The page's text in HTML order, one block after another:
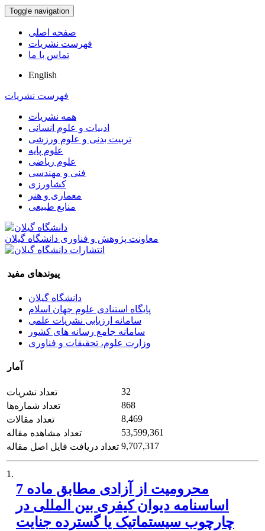
Toggle navigation
صفحه اصلی
فهرست نشریات
تماس با ما
English
فهرست نشریات
همه نشریات
ادبیات و علوم انسانی
تربیت بدنی و علوم ورزشی
علوم پایه
علوم ریاضی
فنی و مهندسی
کشاورزی
معماری و هنر
منابع طبیعی
معاونت پژوهش و فناوری دانشگاه گیلان
پیوندهای مفید
دانشگاه گیلان
پایگاه استنادی علوم جهان اسلام
سامانه ارزیابی نشریات علمی
سامانه جامع رسانه های کشور
وزارت علوم، تحقیقات و فناوری
آمار
تعداد نشریات
32
تعداد شماره‌ها
868
تعداد مقالات
8,469
تعداد مشاهده مقاله
53,599,361
تعداد دریافت فایل اصل مقاله 9,707,317
1.
محرومیت از آزادی مطابق ماده 7
اساسنامه دیوان کیفری بین المللی در
چارچوب سیستماتیک یا گسترده جنایت